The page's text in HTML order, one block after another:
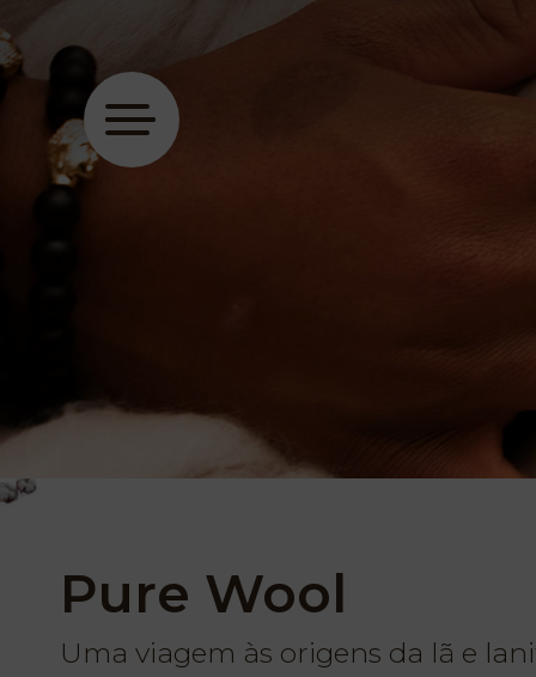
Pure Wool
Uma viagem às origens da lã e